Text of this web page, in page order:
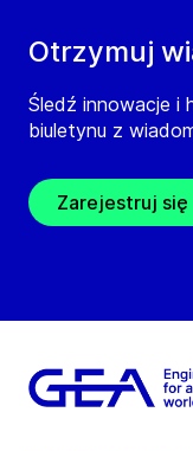
Otrzymuj
Śledź innowacje i
biuletynu z
Zarejestruj się